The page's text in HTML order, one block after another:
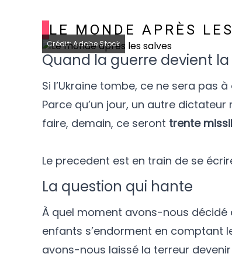
LE MONDE APRÈS
Crédit: Adobe Stock
Quand la guerre devient
Si l’Ukraine tombe, ce ne sera pas
Parce qu’un jour, un autre
faire, demain, ce seront trente
Le precedent est en train de se
La question qui hante
À quel moment avons-nous
enfants s’endorment en comptant
avons-nous laissé la terreur